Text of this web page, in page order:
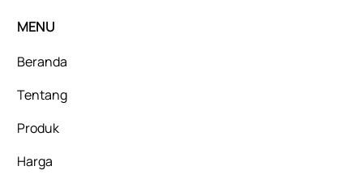
MENU
Beranda
Tentang
Produk
Harga